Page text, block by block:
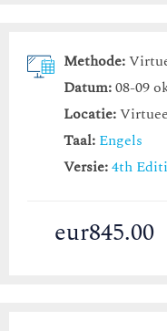
Methode:
Datum:08-09
Locatie:
Taal: Engels
Versie:4th
eur845.00